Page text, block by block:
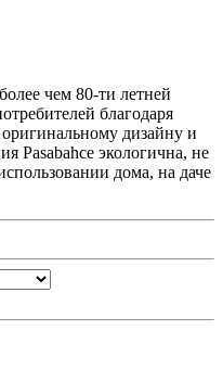
чем 80-ти летней
благодаря
дизайну и
Pasabahce экологична, не
дома, на даче